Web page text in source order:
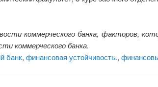
коммерческого банка, факторов,
коммерческого банка.
банк, финансовая устойчивость.,